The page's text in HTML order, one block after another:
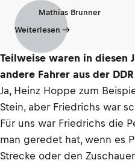
Mathias Brunner
Weiterlesen
Teilweise waren in diesen
andere Fahrer aus der
Ja, Heinz Hoppe zum
Stein, aber Friedrichs war
Für uns war Friedrichs die
man geredet hat, wenn es
Strecke oder den